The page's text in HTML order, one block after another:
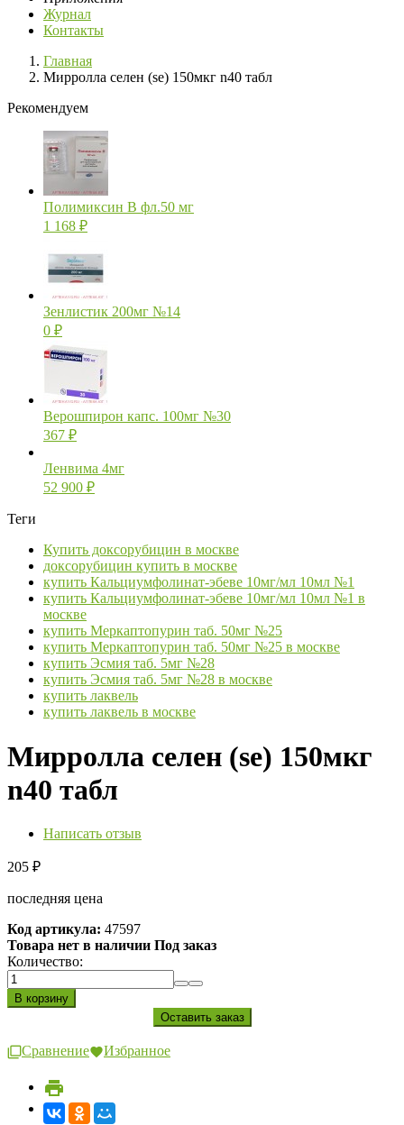
Журнал
Контакты
Главная
Мирролла селен (se) 150мкг n40 табл
Рекомендуем
Полимиксин В фл.50 мг
1 168 ₽
Зенлистик 200мг №14
0 ₽
Верошпирон капс. 100мг №30
367 ₽
Ленвима 4мг
52 900 ₽
Теги
Купить доксорубицин в москве
доксорубицин купить в москве
купить Кальциумфолинат-эбеве 10мг/мл 10мл №1
купить Кальциумфолинат-эбеве 10мг/мл 10мл №1 в
москве
купить Меркаптопурин таб. 50мг №25
купить Меркаптопурин таб. 50мг №25 в москве
купить Эсмия таб. 5мг №28
купить Эсмия таб. 5мг №28 в москве
купить лаквель
купить лаквель в москве
Мирролла селен (se) 150мкг
n40 табл
Написать отзыв
205 ₽
последняя цена
Код артикула: 47597
Товара нет в наличии Под заказ
Количество:
Сравнение Избранное